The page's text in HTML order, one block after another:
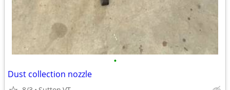
•
Dust collection nozzle